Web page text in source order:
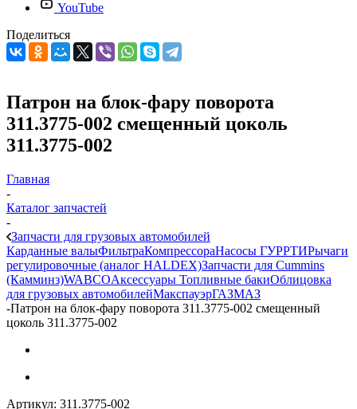
YouTube
Поделиться
Патрон на блок-фару поворота
311.3775-002 смещенный цоколь
311.3775-002
Главная
-
Каталог запчастей
-
Запчасти для грузовых автомобилей
Карданные валыФильтраКомпрессораНасосы ГУРРТИРычаги
регулировочные (аналог HALDEX)Запчасти для Cummins
(Камминз)WABCOАксессуары Топливные бакиОблицовка
для грузовых автомобилейМакспауэрГАЗМАЗ
-Патрон на блок-фару поворота 311.3775-002 смещенный
цоколь 311.3775-002
Артикул: 311.3775-002